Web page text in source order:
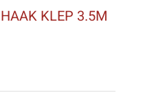
KLEP 3.5M